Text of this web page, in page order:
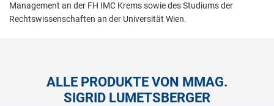
Management an der FH IMC Krems sowie des Studiums der
Rechtswissenschaften an der Universität Wien.
ALLE PRODUKTE VON MMAG.
SIGRID LUMETSBERGER